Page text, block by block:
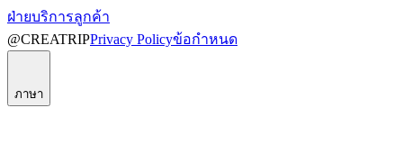
ฝ่ายบริการลูกค้า
@CREATRIPPrivacy Policyข้อกำหนด
ภาษา